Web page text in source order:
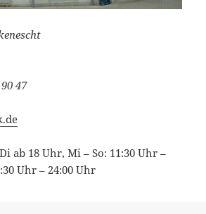
47
ab 18 Uhr, Mi – So: 11:30 Uhr –
Uhr – 24:00 Uhr